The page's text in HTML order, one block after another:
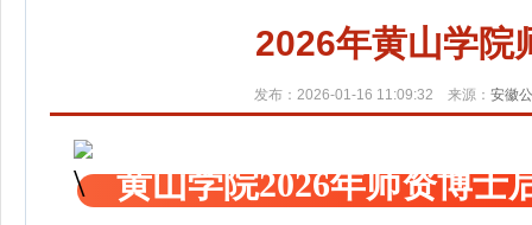
2026年黄山学院
发布：2026-01-16 11:09:32 来源： 安徽
黄山学院2026年师资博士